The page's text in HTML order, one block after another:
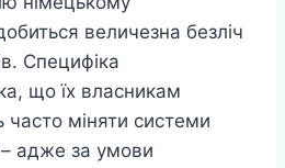
величезна безліч
Специфіка
що їх власникам
часто міняти системи
– адже за умови